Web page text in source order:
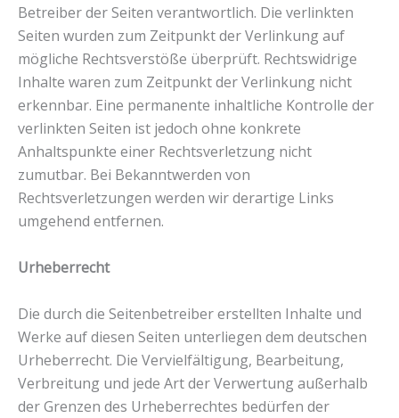
Betreiber der Seiten verantwortlich. Die verlinkten
Seiten wurden zum Zeitpunkt der Verlinkung auf
mögliche Rechtsverstöße überprüft. Rechtswidrige
Inhalte waren zum Zeitpunkt der Verlinkung nicht
erkennbar. Eine permanente inhaltliche Kontrolle der
verlinkten Seiten ist jedoch ohne konkrete
Anhaltspunkte einer Rechtsverletzung nicht
zumutbar. Bei Bekanntwerden von
Rechtsverletzungen werden wir derartige Links
umgehend entfernen.
Urheberrecht
Die durch die Seitenbetreiber erstellten Inhalte und
Werke auf diesen Seiten unterliegen dem deutschen
Urheberrecht. Die Vervielfältigung, Bearbeitung,
Verbreitung und jede Art der Verwertung außerhalb
der Grenzen des Urheberrechtes bedürfen der